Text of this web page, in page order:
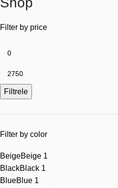
Filter by price
Filtrele
Filter by color
BeigeBeige 1
BlackBlack 1
BlueBlue 1